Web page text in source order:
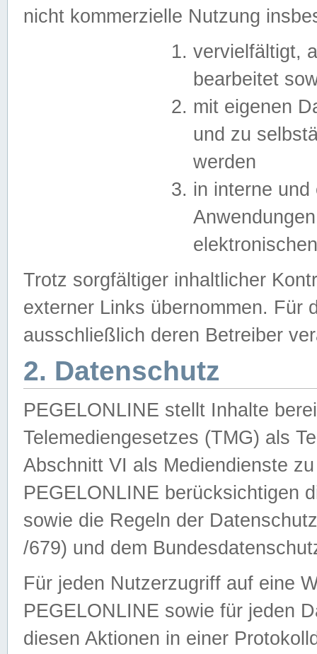
nicht kommerzielle Nutzung
vervielfältigt,
bearbeitet
mit eigenen
und zu
werden
in interne
Trotz sorgfältiger inhaltlicher
externer Links übernommen. Für
ausschließlich deren Betreiber
2. Datenschutz
PEGELONLINE stellt Inhalte
Telemediengesetzes (TMG) als
Abschnitt VI als Mediendienste
PEGELONLINE berücksichtigen
sowie die Regeln der
/679) und dem
Für jeden Nutzerzugriff auf eine
PEGELONLINE sowie für jeden
diesen Aktionen in einer